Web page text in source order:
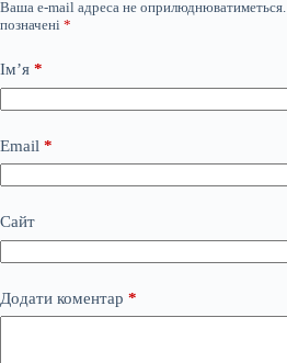
Ваша e-mail адреса не оприлюднюватиметься.
позначені *
Ім’я *
Email *
Сайт
Додати коментар *